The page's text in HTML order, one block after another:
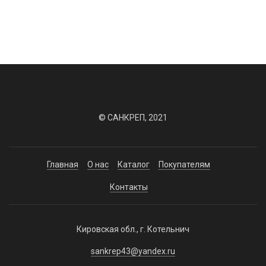
© САНКРЕП, 2021
Главная О нас Каталог Покупателям
Контакты
Кировская обл., г. Котельнич
sankrep43@yandex.ru